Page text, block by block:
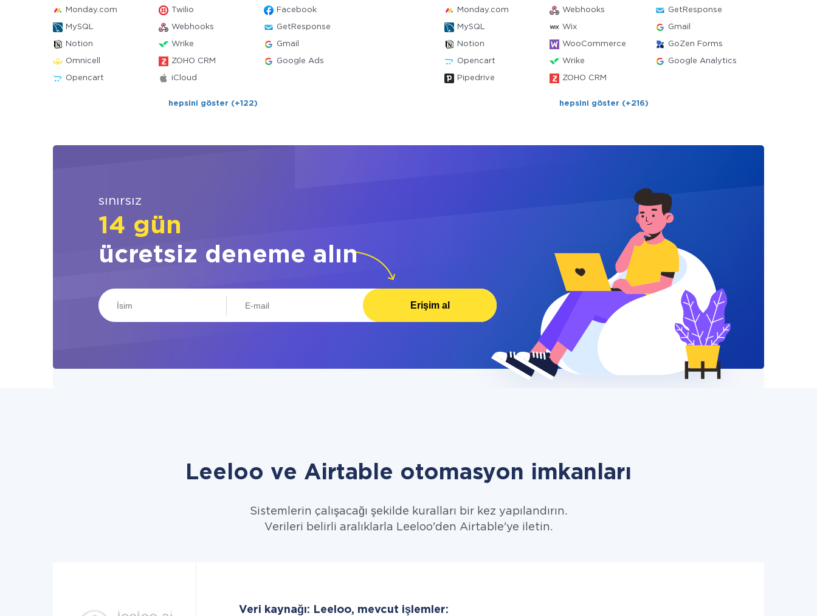
Monday.com Twilio Facebook
MySQL Webhooks GetResponse
Notion Wrike Gmail
Omnicell ZOHO CRM Google Ads
Opencart iCloud
hepsini göster (+122)
Monday.com Webhooks GetResponse
MySQL Wix Gmail
Notion WooCommerce GoZen Forms
Opencart Wrike Google Analytics
Pipedrive ZOHO CRM
hepsini göster (+216)
sınırsız
14 gün
ücretsiz deneme alın
Erişim al
Leeloo ve Airtable otomasyon imkanları
Sistemlerin çalışacağı şekilde kuralları bir kez yapılandırın.
Verileri belirli aralıklarla Leeloo'den Airtable'ye iletin.
Veri kaynağı: Leeloo, mevcut işlemler: